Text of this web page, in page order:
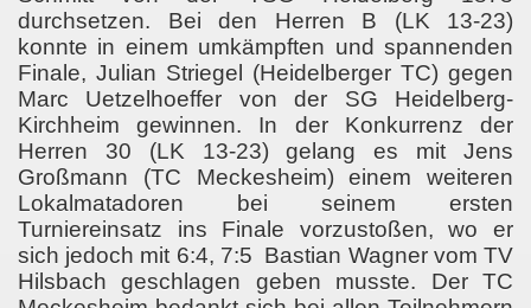
durchsetzen. Bei den Herren B (LK 13-23)
konnte in einem umkämpften und spannenden
Finale, Julian Striegel (Heidelberger TC) gegen
Marc Uetzelhoeffer von der SG Heidelberg-
Kirchheim gewinnen. In der Konkurrenz der
Herren 30 (LK 13-23) gelang es mit Jens
Großmann (TC Meckesheim) einem weiteren
Lokalmatadoren bei seinem ersten
Turniereinsatz ins Finale vorzustoßen, wo er
sich jedoch mit 6:4, 7:5 Bastian Wagner vom TV
Hilsbach geschlagen geben musste. Der TC